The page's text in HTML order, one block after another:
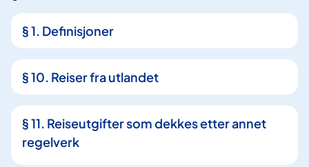
5
e
f
f
§ 1. Definisjoner
§ 10. Reiser fra utlandet
§ 11. Reiseutgifter som dekkes etter annet
regelverk